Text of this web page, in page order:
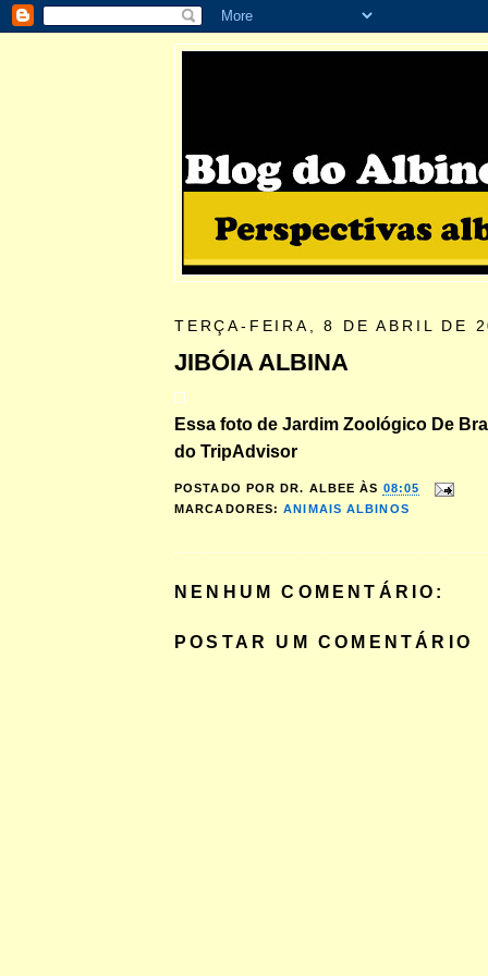
TERÇA-FEIRA, 8 DE ABRIL DE
JIBÓIA ALBINA
Essa foto de Jardim Zoológico De
do TripAdvisor
POSTADO POR DR. ALBEE ÀS 08:05
MARCADORES:ANIMAIS ALBINOS
NENHUM COMENTÁRIO:
POSTAR UM COMENTÁRIO